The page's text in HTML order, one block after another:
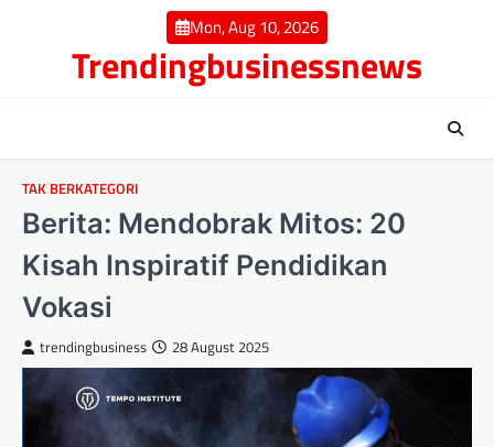
Mon, Aug 10, 2026
Trendingbusinessnews
TAK BERKATEGORI
Berita: Mendobrak Mitos: 20
Kisah Inspiratif Pendidikan
Vokasi
trendingbusiness 28 August 2025